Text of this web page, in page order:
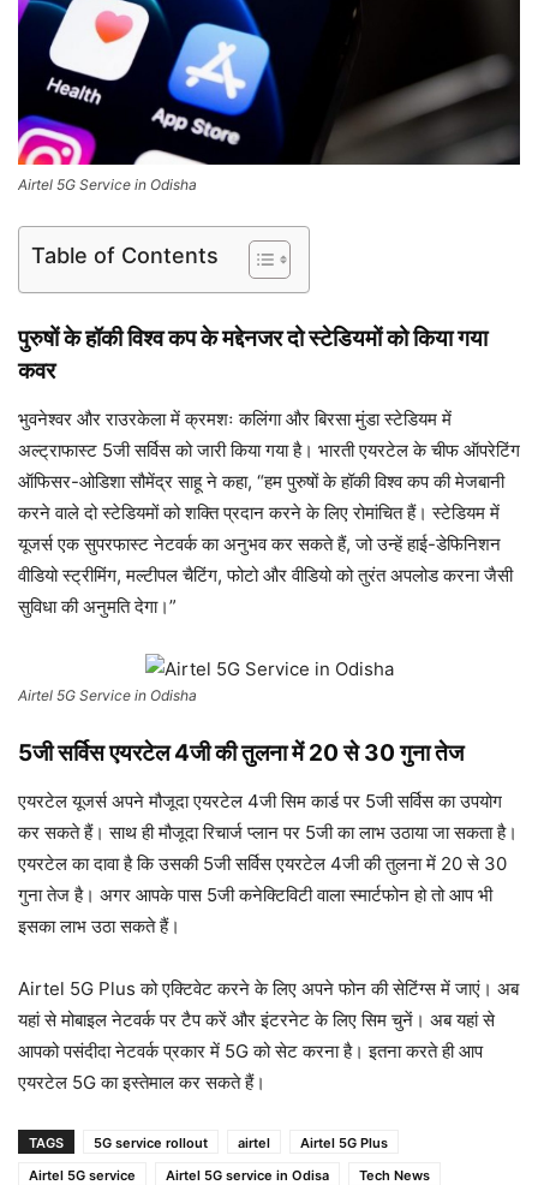
Airtel 5G Service in Odisha
Table of Contents
पुरुषों के हॉकी विश्व कप के मद्देनजर दो स्टेडियमों को किया गया
कवर
भुवनेश्वर और राउरकेला में क्रमशः कलिंगा और बिरसा मुंडा स्टेडियम में
अल्ट्राफास्ट 5जी सर्विस को जारी किया गया है। भारती एयरटेल के चीफ ऑपरेटिंग
ऑफिसर-ओडिशा सौमेंद्र साहू ने कहा, “हम पुरुषों के हॉकी विश्व कप की मेजबानी
करने वाले दो स्टेडियमों को शक्ति प्रदान करने के लिए रोमांचित हैं। स्टेडियम में
यूजर्स एक सुपरफास्ट नेटवर्क का अनुभव कर सकते हैं, जो उन्हें हाई-डेफिनिशन
वीडियो स्ट्रीमिंग, मल्टीपल चैटिंग, फोटो और वीडियो को तुरंत अपलोड करना जैसी
सुविधा की अनुमति देगा।”
Airtel 5G Service in Odisha
5जी सर्विस एयरटेल 4जी की तुलना में 20 से 30 गुना तेज
एयरटेल यूजर्स अपने मौजूदा एयरटेल 4जी सिम कार्ड पर 5जी सर्विस का उपयोग
कर सकते हैं। साथ ही मौजूदा रिचार्ज प्लान पर 5जी का लाभ उठाया जा सकता है।
एयरटेल का दावा है कि उसकी 5जी सर्विस एयरटेल 4जी की तुलना में 20 से 30
गुना तेज है। अगर आपके पास 5जी कनेक्टिविटी वाला स्मार्टफोन हो तो आप भी
इसका लाभ उठा सकते हैं।
Airtel 5G Plus को एक्टिवेट करने के लिए अपने फोन की सेटिंग्स में जाएं। अब
यहां से मोबाइल नेटवर्क पर टैप करें और इंटरनेट के लिए सिम चुनें। अब यहां से
आपको पसंदीदा नेटवर्क प्रकार में 5G को सेट करना है। इतना करते ही आप
एयरटेल 5G का इस्तेमाल कर सकते हैं।
TAGS 5G service rollout airtel
Airtel 5G Plus
Airtel 5G service
Airtel 5G service in Odisa
Tech News